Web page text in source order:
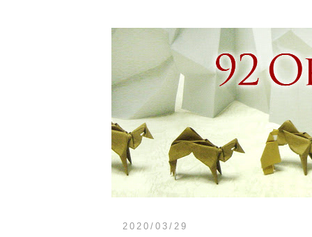
2020/03/29